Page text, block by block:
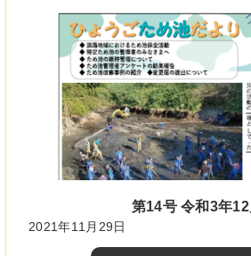
第14号 令和3年12
2021年11月29日